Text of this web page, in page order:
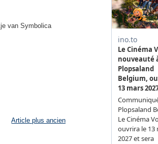
van Symbolica
Article plus ancien